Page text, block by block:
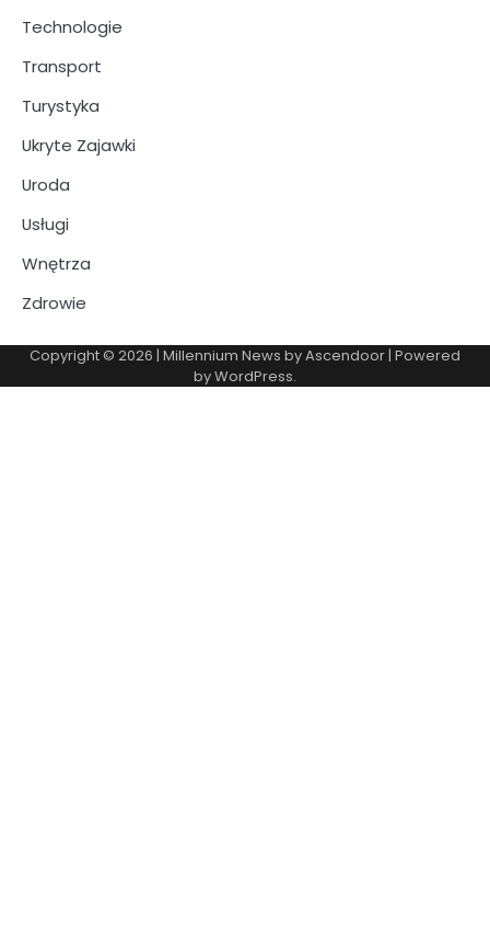
Technologie
Transport
Turystyka
Ukryte Zajawki
Uroda
Usługi
Wnętrza
Zdrowie
Copyright © 2026 | Millennium News byAscendoor| Powered
byWordPress.